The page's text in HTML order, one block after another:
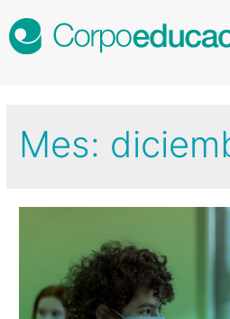
Mes: